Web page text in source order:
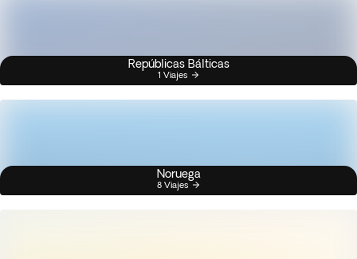
Repúblicas Bálticas
1 Viajes
Noruega
8 Viajes